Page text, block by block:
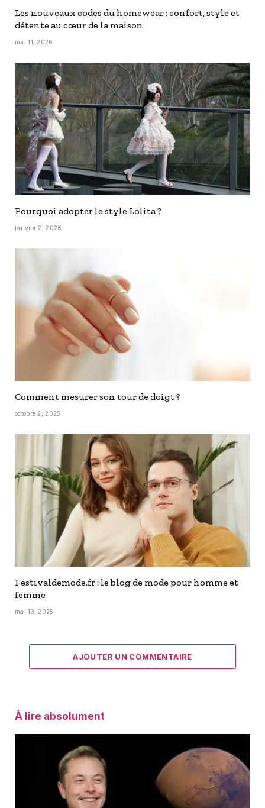
Les nouveaux codes du homewear : confort, style et
détente au cœur de la maison
mai 11, 2026
Pourquoi adopter le style Lolita ?
janvier 2, 2026
Comment mesurer son tour de doigt ?
octobre 2, 2025
Festivaldemode.fr : le blog de mode pour homme et
femme
mai 13, 2025
AJOUTER UN COMMENTAIRE
À lire absolument